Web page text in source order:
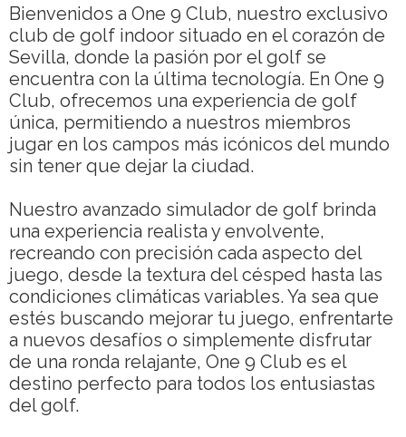
Bienvenidos a One 9 Club, nuestro exclusivo
club de golf indoor situado en el corazón de
Sevilla, donde la pasión por el golf se
encuentra con la última tecnología. En One 9
Club, ofrecemos una experiencia de golf
única, permitiendo a nuestros miembros
jugar en los campos más icónicos del mundo
sin tener que dejar la ciudad.
Nuestro avanzado simulador de golf brinda
una experiencia realista y envolvente,
recreando con precisión cada aspecto del
juego, desde la textura del césped hasta las
condiciones climáticas variables. Ya sea que
estés buscando mejorar tu juego, enfrentarte
a nuevos desafíos o simplemente disfrutar
de una ronda relajante, One 9 Club es el
destino perfecto para todos los entusiastas
del golf.